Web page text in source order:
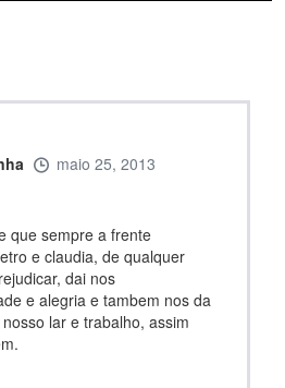
maio 25, 2013
que sempre a frente
e claudia, de qualquer
dai nos
e alegria e tambem nos da
lar e trabalho, assim